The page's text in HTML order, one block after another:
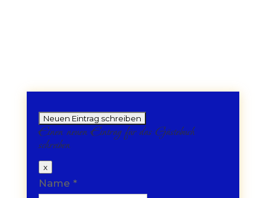
Einen neuen Eintrag für das Gästebuch
schreiben
xDieses
Formular
ausblenden
Name *